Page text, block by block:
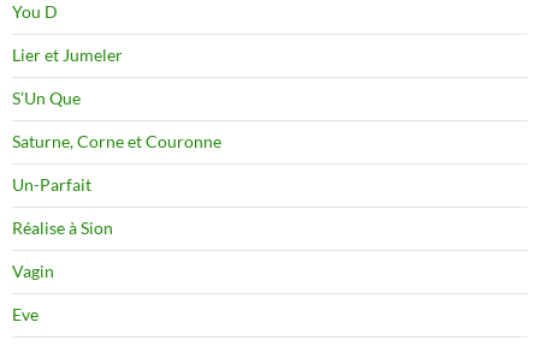
You D
Lier et Jumeler
S’Un Que
Saturne, Corne et Couronne
Un-Parfait
Réalise à Sion
Vagin
Eve